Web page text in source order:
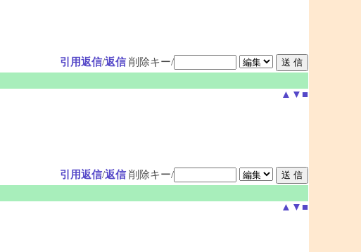
引用返信/返信 削除キー/
▲ ▼ ■
引用返信/返信 削除キー/
▲ ▼ ■